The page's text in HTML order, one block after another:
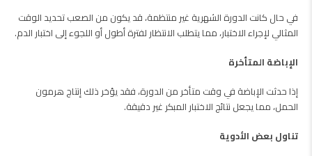
في حال كانت الدورة الشهرية غير منتظمة، قد يكون من الصعب تحديد الوقت
المثالي لإجراء الاختبار، مما يتطلب الانتظار لفترة أطول أو اللجوء إلى اختبار الدم.
الإباضة المتأخرة
إذا حدثت الإباضة في وقت متأخر من الدورة، فقد يؤخر ذلك إنتاج هرمون
الحمل، مما يجعل نتائج الاختبار المبكر غير دقيقة.
تناول بعض الأدوية